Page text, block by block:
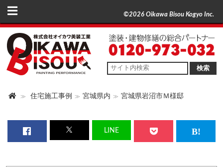
©2026 Oikawa Bisou Kogyo Inc.
検索
住宅施工事例 宮城県内 宮城県岩沼市Ｍ様邸
LINE